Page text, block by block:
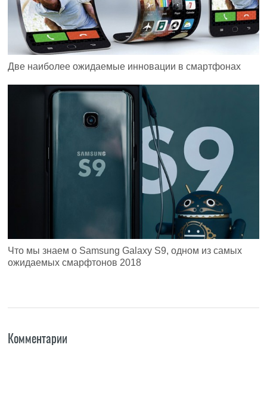
Две наиболее ожидаемые инновации в смартфонах
Что мы знаем о Samsung Galaxy S9, одном из самых
ожидаемых смарфтонов 2018
Комментарии